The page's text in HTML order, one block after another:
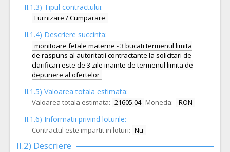
II.1.3) Tipul contractului:
Furnizare / Cumparare
II.1.4) Descriere succinta:
monitoare fetale materne - 3 bucati termenul limita
de raspuns al autoritatii contractante la solicitari de
clarificari este de 3 zile inainte de termenul limita de
depunere al ofertelor
II.1.5) Valoarea totala estimata:
Valoarea totala estimata: 21605.04 Moneda: RON
II.1.6) Informatii privind loturile:
Contractul este impartit in loturi: Nu
II.2) Descriere